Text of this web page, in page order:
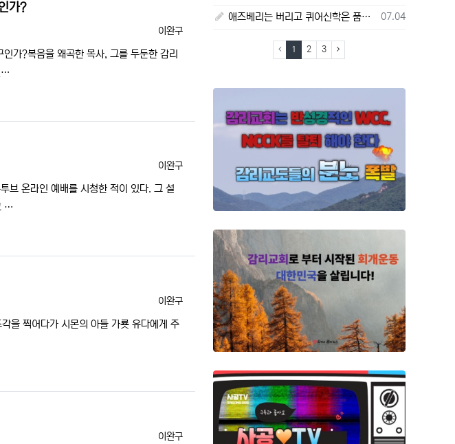
가?
등록자
이완구
가?복음을 왜곡한 목사, 그를 두둔한 감리
…
등록자
이완구
브 온라인 예배를 시청한 적이 있다. 그 설
…
등록자
이완구
을 찍어다가 시몬의 아들 가룟 유다에게 주
등록자
이완구
등록일
07.04
애즈베리는 버리고 퀴어신학은 품는가?
1 (current)
2 3 (next)